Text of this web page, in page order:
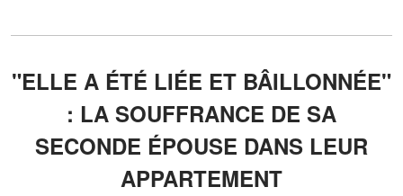
"ELLE A ÉTÉ LIÉE ET BÂILLONNÉE"
: LA SOUFFRANCE DE SA
SECONDE ÉPOUSE DANS LEUR
APPARTEMENT